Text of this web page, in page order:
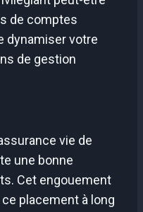
de comptes
dynamiser votre
de gestion
vie de
une bonne
Cet engouement
placement à long